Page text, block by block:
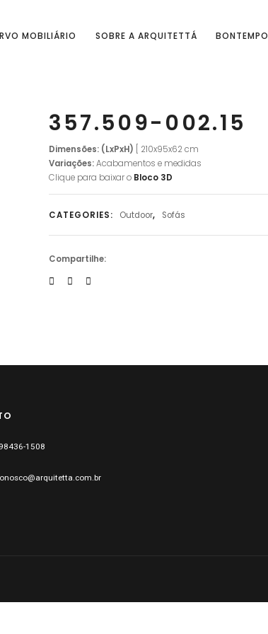
MOBILIÁRIO SOBRE A ARQUITETTÁ BONTEMPO
357.509-002.15
Dimensões: (LxPxH)
[ 210x95x62 cm
Variações:Acabamentos e medidas
Clique para baixar o Bloco 3D
CATEGORIES: Outdoor, Sofás
Compartilhe:
1508